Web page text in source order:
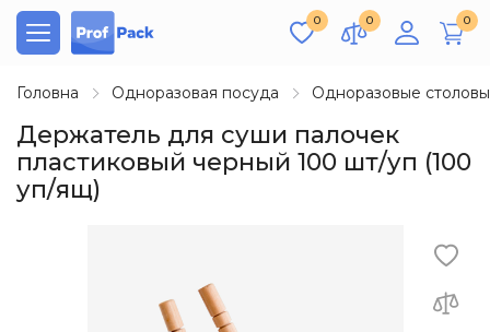
0 0 0
Головна Одноразовая посуда Одноразовые
Держатель для суши палочек
пластиковый черный 100 шт/уп (100
уп/ящ)